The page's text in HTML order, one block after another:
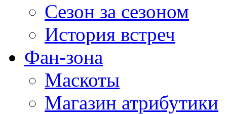
Сезон за сезоном
История встреч
Фан-зона
Маскоты
Магазин атрибутики